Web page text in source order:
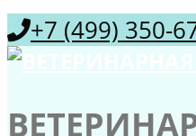
+7 (499) 350-